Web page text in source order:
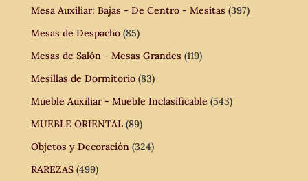
Mesa Auxiliar: Bajas - De Centro - Mesitas (397)
Mesas de Despacho (85)
Mesas de Salón - Mesas Grandes (119)
Mesillas de Dormitorio (83)
Mueble Auxiliar - Mueble Inclasificable (543)
MUEBLE ORIENTAL (89)
Objetos y Decoración (324)
RAREZAS (499)